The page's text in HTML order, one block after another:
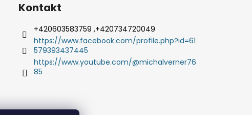
Kontakt
+420603583759 ,+420734720049
https://www.facebook.com/profile.php?id=61
579393437445
https://www.youtube.com/@michalverner76
85